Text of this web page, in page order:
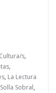
Cultura/s,
,
, La Lectura
Sobral,